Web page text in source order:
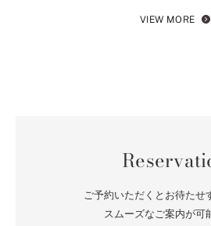
VIEW MORE
ご予約いただくとお待たせ
スムーズなご案内が可